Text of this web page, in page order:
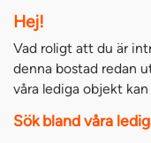
Hej!
Vad roligt att du är
denna bostad redan
våra lediga objekt kan
Sök bland våra